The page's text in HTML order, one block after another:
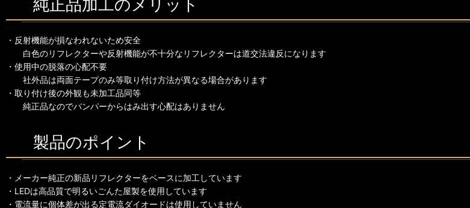
純正品加工のメリット
・反射機能が損なわれないため安全
白色のリフレクターや反射機能が不十分なリフレクターは道交法違反になります
・使用中の脱落の心配不要
社外品は両面テープのみ等取り付け方法が異なる場合があります
・取り付け後の外観も未加工品同等
純正品なのでバンパーからはみ出す心配はありません
製品のポイント
・メーカー純正の新品リフレクターをベースに加工しています
・LEDは高品質で明るいごんた屋製を使用しています
・電流量に個体差が出る定電流ダイオードは使用していません